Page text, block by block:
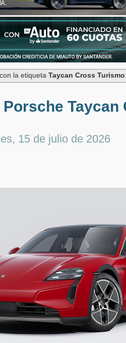
la etiquetaTaycan Cross Turismo
Taycan
15 de julio de 2026